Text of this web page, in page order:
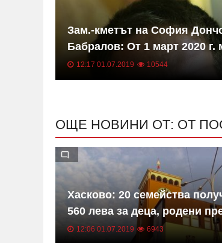
Зам.-кметът на София
Бабралов: От 1 март 2020 г.
да очакваме следващо
на заплатите на шофьорите
12:17 01.07.2019 10544
ОЩЕ НОВИНИ ОТ: ОТ
Хасково: 20 семейства
560 лева за деца, родени
година
12:06 01.07.2019 6943